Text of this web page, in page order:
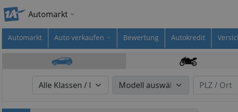
Automarkt
Automarkt Auto verkaufen Bewertung Autokredit